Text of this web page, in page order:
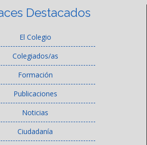
Destacados
El Colegio
Colegiados/as
Formación
Publicaciones
Noticias
Ciudadanía